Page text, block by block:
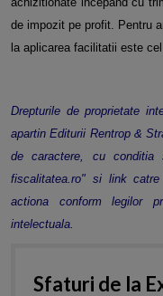
de impozit pe profit. Pentru
la aplicarea facilitatii este
Drepturile de proprietate
apartin Editurii Rentrop &
de caractere, cu
fiscalitatea.ro" si link
actiona conform legilor
intelectuala.
Sfaturi de la